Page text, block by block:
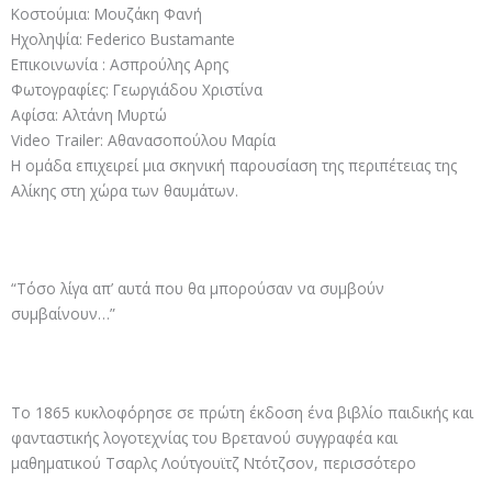
Κοστούμια: Μουζάκη Φανή
Ηχοληψία: Federico Bustamante
Επικοινωνία : Ασπρούλης Αρης
Φωτογραφίες: Γεωργιάδου Χριστίνα
Αφίσα: Αλτάνη Μυρτώ
Video Trailer: Αθανασοπούλου Μαρία
Η ομάδα επιχειρεί μια σκηνική παρουσίαση της περιπέτειας της
Αλίκης στη χώρα των θαυμάτων.
“Τόσο λίγα απ’ αυτά που θα μπορούσαν να συμβούν
συμβαίνουν…”
Το 1865 κυκλοφόρησε σε πρώτη έκδοση ένα βιβλίο παιδικής και
φανταστικής λογοτεχνίας του Βρετανού συγγραφέα και
μαθηματικού Τσαρλς Λούτγουϊτζ Ντότζσον, περισσότερο